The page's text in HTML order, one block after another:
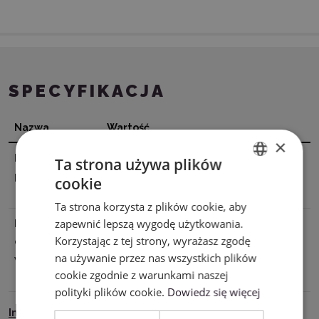
SPECYFIKACJA
Nazwa Wartość
Dane
producenta
Silhouette America® Inc.618 N. 2000
W.Lindon, Utah 84042, USA
Podmiot
odpowiedzialny
w UE
Graphtec Europe B.V. address:
Kruisweg 801-B, 2132NG, Hoofddorp,
The Netherlands tel: 31611841511
support@silhouetteeurope.eu
Instrukcja Bezpieczeństwa
POLISH
×
Ta strona używa plików
cookie
Ta strona korzysta z plików cookie, aby
zapewnić lepszą wygodę użytkowania.
Korzystając z tej strony, wyrażasz zgodę
na używanie przez nas wszystkich plików
cookie zgodnie z warunkami naszej
polityki plików cookie. Dowiedz się więcej